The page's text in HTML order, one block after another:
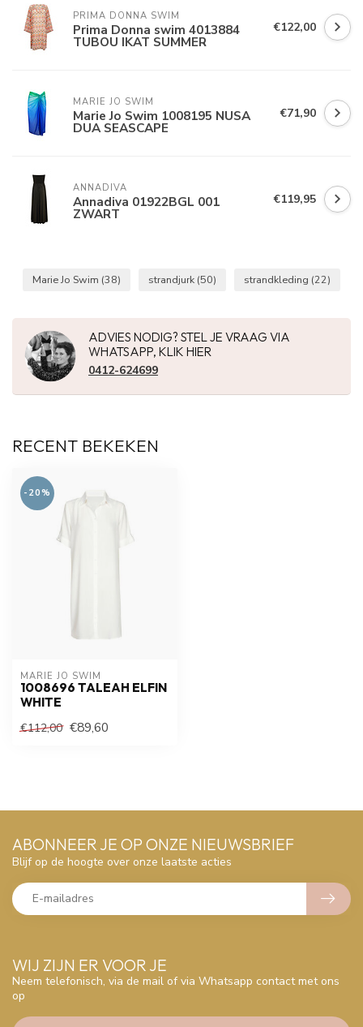
PRIMA DONNA SWIM
Prima Donna swim 4013884
TUBOU IKAT SUMMER
€122,00
MARIE JO SWIM
Marie Jo Swim 1008195 NUSA
DUA SEASCAPE
€71,90
ANNADIVA
Annadiva 01922BGL 001
ZWART
€119,95
Marie Jo Swim (38) strandjurk (50) strandkleding (22)
ADVIES NODIG? STEL JE VRAAG VIA
WHATSAPP, KLIK HIER
0412-624699
RECENT BEKEKEN
-20%
MARIE JO SWIM
1008696 TALEAH ELFIN
WHITE
€112,00 €89,60
WIJ ZIJN ER VOOR JE
Neem telefonisch, via de mail of via Whatsapp contact met ons
op
ABONNEER JE OP ONZE NIEUWSBRIEF
Blijf op de hoogte over onze laatste acties